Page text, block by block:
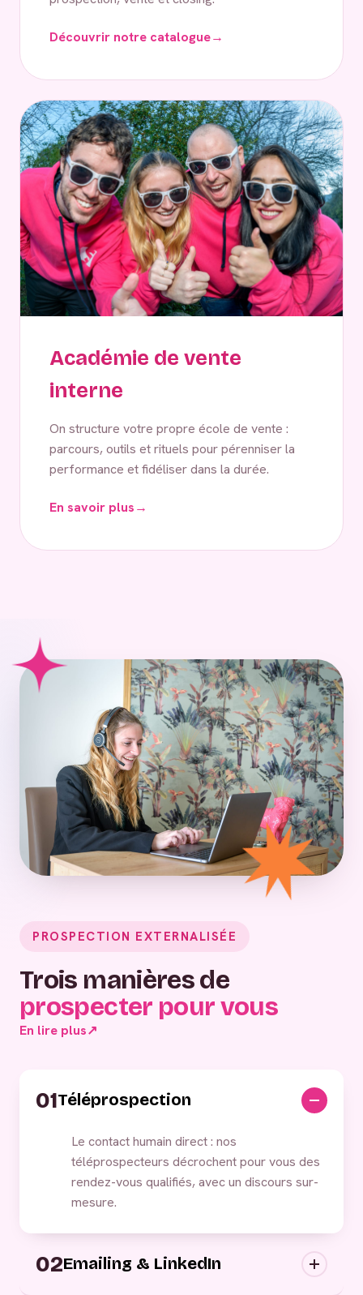
Découvrir notre catalogue→
Académie de vente
interne
On structure votre propre école de vente :
parcours, outils et rituels pour pérenniser la
performance et fidéliser dans la durée.
En savoir plus→
PROSPECTION EXTERNALISÉE
Trois manières de
prospecter pour vous
En lire plus↗
01Téléprospection
Le contact humain direct : nos
téléprospecteurs décrochent pour vous des
rendez-vous qualifiés, avec un discours sur-
mesure.
02Emailing & LinkedIn